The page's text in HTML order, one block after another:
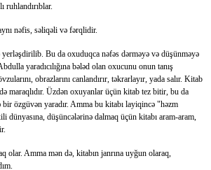
ruhlandırıblar.
nəfis, səliqəli və fərqlidir.
Bu da oxuduqca nəfəs dərməyə və düşünməyə
yaradıcılığına bələd olan oxucunu onun tanış
obrazlarını canlandırır, təkrarlayır, yada salır. Kitab
maraqlıdır. Üzdən oxuyanlar üçün kitab tez bitir, bu da
özgüvən yaradır. Amma bu kitabı layiqincə "həzm
dünyasına, düşüncələrinə dalmaq üçün kitabı aram-aram,
olar. Amma mən də, kitabın janrına uyğun olaraq,